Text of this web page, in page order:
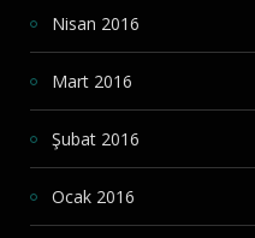
Nisan 2016
Mart 2016
Şubat 2016
Ocak 2016